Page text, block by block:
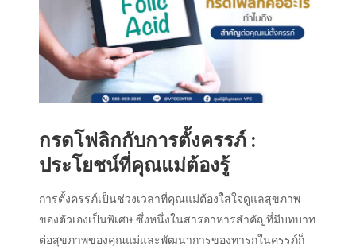
กรดโฟลิกกับการตั้งครรภ์ :
ประโยชน์ที่คุณแม่ต้องรู้
การตั้งครรภ์เป็นช่วงเวลาที่คุณแม่ต้องใส่ใจดูแลสุขภาพ
ของตัวเองเป็นพิเศษ ซึ่งหนึ่งในสารอาหารสำคัญที่มีบทบาท
ต่อสุขภาพของคุณแม่และพัฒนาการของทารกในครรภ์ก็